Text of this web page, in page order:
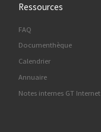
Ressources
FAQ
Documenthèque
Calendrier
Annuaire
Notes internes GT Internet